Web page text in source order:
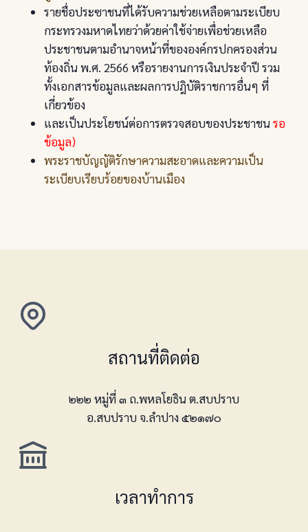
รายชื่อประซาชนที่ได้รับความช่วยเหลือตามระเบียบ
กระทรวงมหาดไทยว่าด้วยค่าใช้จ่ายเพื่อช่วยเหลือ
ประชาชนตามอำนาจหน้าที่ขององค์กรปกครองส่วน
ท้องถิ่น พ.ศ. 2566 หรือรายงานการเงินประจำปี รวม
ทั้งเอกสารข้อมูลและผลการปฎิบัติราชการอื่นๆ ที่
เกี่ยวข้อง
และเป็นประโยชน์ต่อการตรวจสอบของประชาชนรอ
ข้อมูล)
พระราชบัญญัติรักษาความสะอาดและความเป็น
ระเบียบเรียบร้อยของบ้านเมือง
สถานที่ติดต่อ
๒๒๒ หมู่ที่ ๓ ถ.พหลโยธิน ต.สบปราบ
อ.สบปราบ จ.ลำปาง ๕๒๑๗๐
เวลาทำการ